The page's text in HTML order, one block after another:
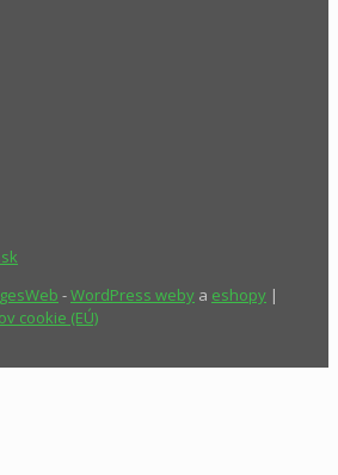
-WordPress weby a eshopy |
cookie (EÚ)